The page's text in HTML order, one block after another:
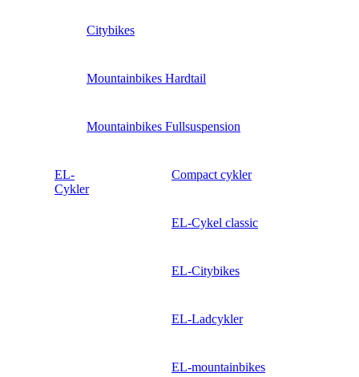
Citybikes
Mountainbikes Hardtail
Mountainbikes Fullsuspension
EL-
Cykler
Compact cykler
EL-Cykel classic
EL-Citybikes
EL-Ladcykler
EL-mountainbikes